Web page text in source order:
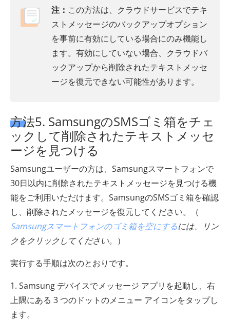
注： この方法は、クラウドサービスでテキ
ストメッセージのバックアップオプション
を事前に有効にしている場合にのみ機能し
ます。有効にしていない場合、クラウドバ
ックアップから削除されたテキストメッセ
ージを復元できない可能性があります。
方法5. SamsungのSMSゴミ箱をチェ
ックして削除されたテキストメッセ
ージを見つける
Samsungユーザーの方は、Samsungスマートフォンで
30日以内に削除されたテキストメッセージを見つける機
能をご利用いただけます。SamsungのSMSゴミ箱を確認
し、削除されたメッセージを復元してください。（
Samsungスマートフォンのゴミ箱を空にするには、リン
クをクリックしてください。）
実行する手順は次のとおりです。
1. Samsung デバイスでメッセージ アプリを起動し、右
上隅にある 3 つのドットのメニュー アイコンをタップし
ます。